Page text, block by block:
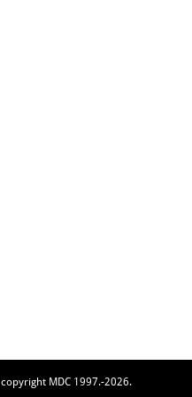
copyright MDC 1997.-2026.